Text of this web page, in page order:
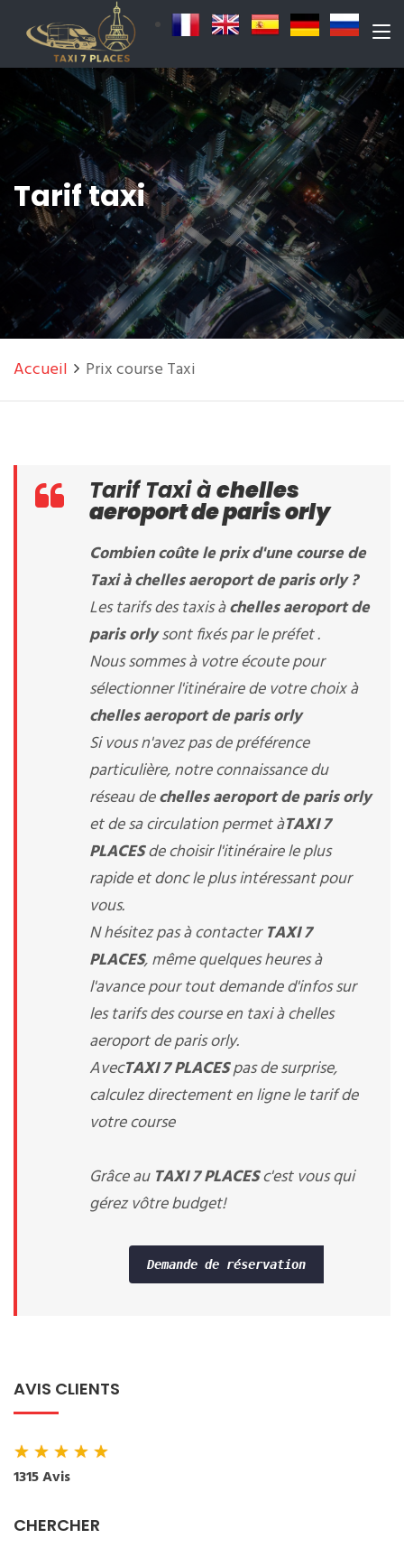
Tarif taxi
Accueil Prix course Taxi
Tarif Taxi àchelles
aeroport de paris orly
Combien coûte le prix d'une course de
Taxi àchelles aeroport de paris orly?
Les tarifs des taxis àchelles aeroport de
paris orlysont fixés par le préfet .
Nous sommes à votre écoute pour
sélectionner l'itinéraire de votre choix à
chelles aeroport de paris orly
Si vous n'avez pas de préférence
particulière, notre connaissance du
réseau dechelles aeroport de paris orly
et de sa circulation permet àTAXI 7
PLACESde choisir l'itinéraire le plus
rapide et donc le plus intéressant pour
vous.
N hésitez pas à contacterTAXI 7
PLACES, même quelques heures à
l'avance pour tout demande d'infos sur
les tarifs des course en taxi à chelles
aeroport de paris orly.
AvecTAXI 7 PLACESpas de surprise,
calculez directement en ligne le tarif de
votre course
Grâce au TAXI 7 PLACESc'est vous qui
gérez vôtre budget!
Demande de réservation
AVIS CLIENTS
★★★★★
1315 Avis
CHERCHER